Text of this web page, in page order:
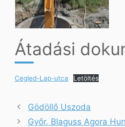
Átadási
Cegled-Lap-utca Letöltés
Gödöllő Uszoda
Győr, Blaguss Agora